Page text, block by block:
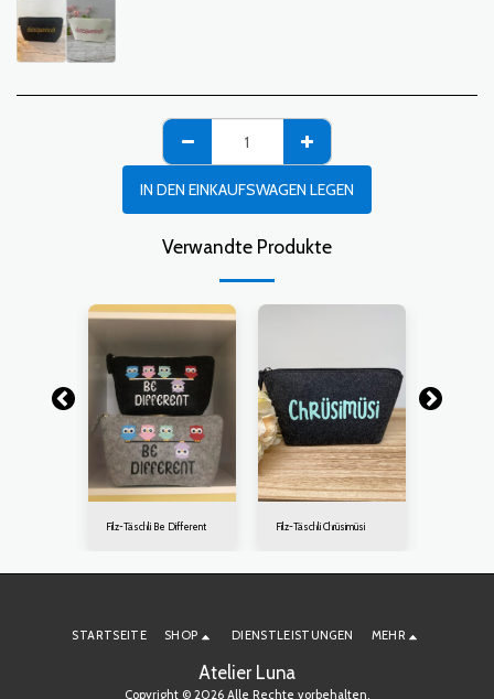
IN DEN EINKAUFSWAGEN LEGEN
Verwandte Produkte
Filz-Täschli Be Different Filz-Täschli Chrüsimüsi
Atelier Luna
Copyright © 2026 Alle Rechte vorbehalten.
STARTSEITE SHOP DIENSTLEISTUNGEN MEHR